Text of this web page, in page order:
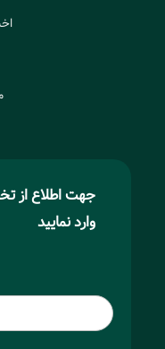
جهت اطلاع از
وارد نمایید